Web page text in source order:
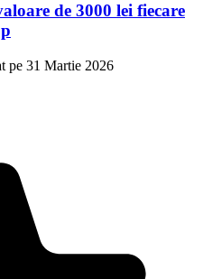
de 3000 lei fiecare
pe 31 Martie 2026